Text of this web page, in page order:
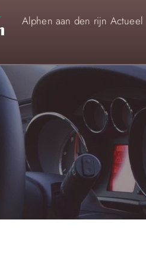
Alphen aan den rijn Actueel